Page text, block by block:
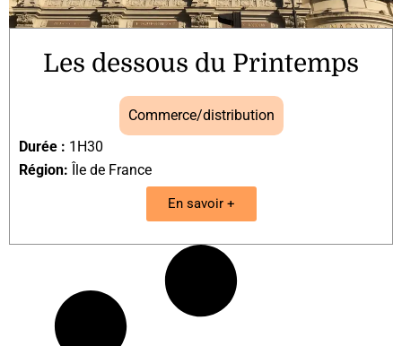
Les dessous du Printemps
Commerce/distribution
Durée : 1H30
Région: Île de France
En savoir +